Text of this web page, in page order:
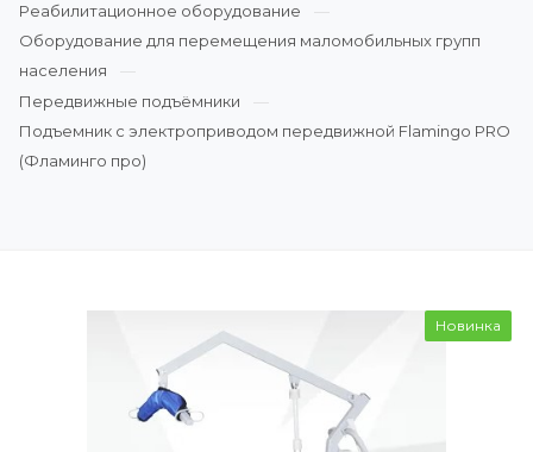
Реабилитационное оборудование
Оборудование для перемещения маломобильных групп
населения
Передвижные подъёмники
Подъемник с электроприводом передвижной Flamingo PRO
(Фламинго про)
Новинка